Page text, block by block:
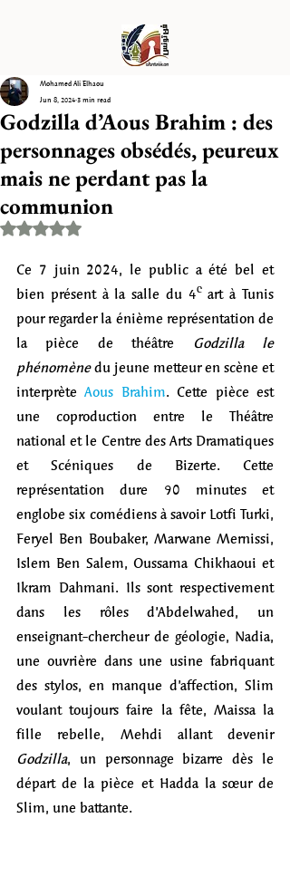
Godzilla d’Aous Brahim : des
personnages obsédés, peureux
mais ne perdant pas la
communion
Mohamed Ali Elhaou
Jun 8, 20243 min read
Rated NaN out of 5 stars.
Ce 7 juin 2024, le public a été bel et
bien présent à la salle du 4ᵉ art à Tunis
pour regarder la énième représentation de
la pièce de théâtre Godzilla le
phénomène du jeune metteur en scène et
interprète Aous Brahim. Cette pièce est
une coproduction entre le Théâtre
national et le Centre des Arts Dramatiques
et Scéniques de Bizerte. Cette
représentation dure 90 minutes et
englobe six comédiens à savoir Lotfi Turki,
Feryel Ben Boubaker, Marwane Mernissi,
Islem Ben Salem, Oussama Chikhaoui et
Ikram Dahmani. Ils sont respectivement
dans les rôles d’Abdelwahed, un
enseignant-chercheur de géologie, Nadia,
une ouvrière dans une usine fabriquant
des stylos, en manque d’affection, Slim
voulant toujours faire la fête, Maissa la
fille rebelle, Mehdi allant devenir
Godzilla, un personnage bizarre dès le
départ de la pièce et Hadda la sœur de
Slim, une battante.